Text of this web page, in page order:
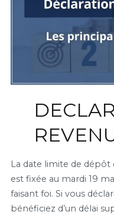
La date limite de dépôt
est fixée au mardi 19
faisant foi. Si vous
bénéficiez d’un délai